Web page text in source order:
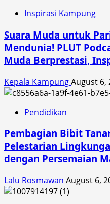
Siap
Indonesia
Inspirasi Kampung
Suara Muda untuk
Mendunia! PLUT
Muda Berprestasi,
Kepala KampungAugust 6,
Pendidikan
Pembagian Bibit
Pelestarian
dengan Persemaian
Lalu Rosmawan August 6,